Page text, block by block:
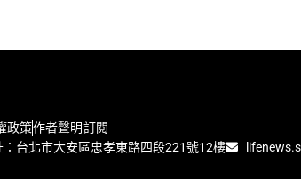
政策作者聲明訂閱
：台北市大安區忠孝東路四段221號12樓